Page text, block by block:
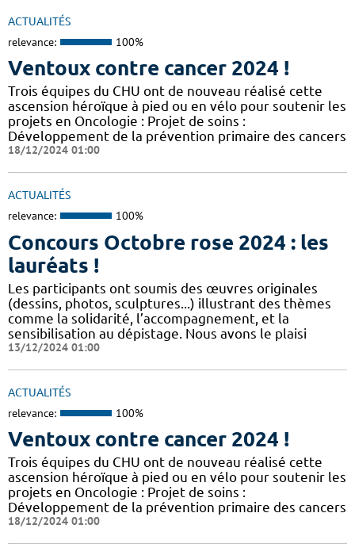
ACTUALITÉS
relevance: 100%
Ventoux contre cancer 2024 !
​​​Trois équipes du CHU ont de nouveau réalisé cette
ascension héroïque à pied ou en vélo pour soutenir les
projets en Oncologie : Projet de soins :
Développement de la prévention primaire des cancers
18/12/2024 01:00
ACTUALITÉS
relevance: 100%
Concours Octobre rose 2024 : les
lauréats !
Les participants ont soumis des œuvres originales
(dessins, photos, sculptures...) illustrant des thèmes
comme la solidarité, l’accompagnement, et la
sensibilisation au dépistage. Nous avons le plaisi
13/12/2024 01:00
ACTUALITÉS
relevance: 100%
Ventoux contre cancer 2024 !
​​​Trois équipes du CHU ont de nouveau réalisé cette
ascension héroïque à pied ou en vélo pour soutenir les
projets en Oncologie : Projet de soins :
Développement de la prévention primaire des cancers
18/12/2024 01:00